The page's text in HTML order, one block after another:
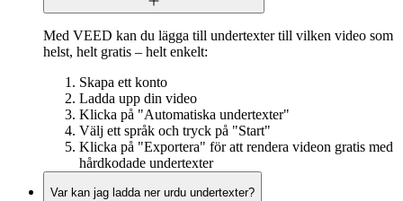
Med VEED kan du lägga till undertexter till vilken video som
helst, helt gratis – helt enkelt:
Skapa ett konto
Ladda upp din video
Klicka på "Automatiska undertexter"
Välj ett språk och tryck på "Start"
Klicka på "Exportera" för att rendera videon gratis med
hårdkodade undertexter
Var kan jag ladda ner urdu undertexter?